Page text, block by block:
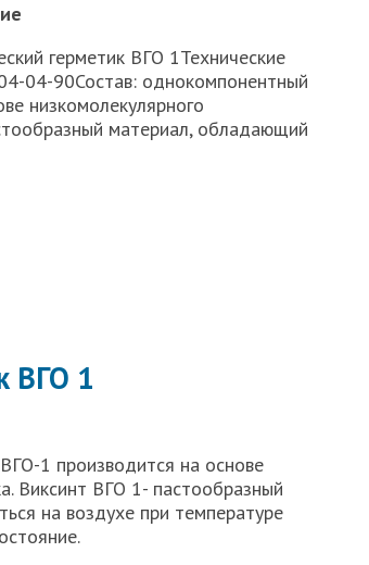
герметик ВГО 1Технические
04-90Состав: однокомпонентный
низкомолекулярного
материал, обладающий
ВГО 1
1 производится на основе
Виксинт ВГО 1- пастообразный
на воздухе при температуре